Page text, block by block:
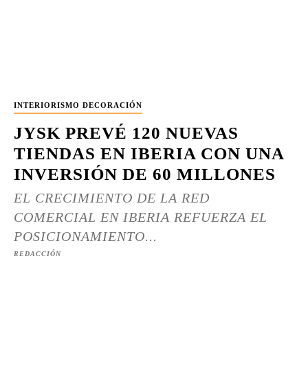
INTERIORISMO DECORACIÓN
JYSK PREVÉ 120 NUEVAS
TIENDAS EN IBERIA CON UNA
INVERSIÓN DE 60 MILLONES
EL CRECIMIENTO DE LA RED
COMERCIAL EN IBERIA REFUERZA EL
POSICIONAMIENTO...
REDACCIÓN